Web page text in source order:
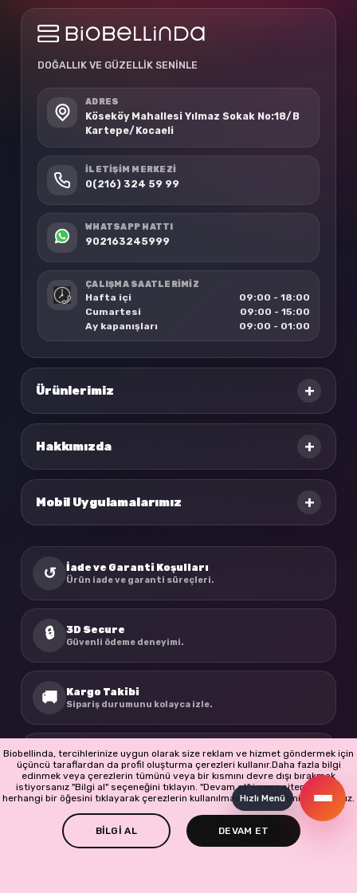
DOĞALLIK VE GÜZELLİK SENİNLE
ADRES
Köseköy Mahallesi Yılmaz Sokak No:18/B
Kartepe/Kocaeli
İLETIŞIM MERKEZI
0(216) 324 59 99
WHATSAPP HATTI
902163245999
ÇALIŞMA SAATLERİMİZ
Hafta içi
09:00 - 18:00
Cumartesi
09:00 - 15:00
Ay kapanışları
09:00 - 01:00
Ürünlerimiz +
Hakkımızda +
Mobil Uygulamalarımız +
↺ İade ve Garanti Koşulları
Ürün iade ve garanti süreçleri.
🔒 3D Secure
Güvenli ödeme deneyimi.
🚚 Kargo Takibi
Sipariş durumunu kolayca izle.
☘ BioBellinda
Doğadan ilham alan ürünler.
Biobellinda, tercihlerinize uygun olarak size reklam ve hizmet göndermek için
üçüncü taraflardan da profil oluşturma çerezleri kullanır.Daha fazla bilgi
edinmek veya çerezlerin tümünü veya bir kısmını devre dışı bırakmak
istiyorsanız "Bilgi al" seçeneğini tıklayın. "Devam et" i veya sitenin başka
herhangi bir öğesini tıklayarak çerezlerin kullanılmasını kabul etmiş olursunuz.
BİLGİ AL DEVAM ET
Hızlı Menü